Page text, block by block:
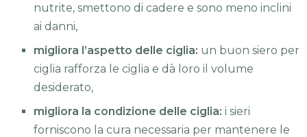
nutrite, smettono di cadere e sono meno inclini
ai danni,
migliora l’aspetto delle ciglia: un buon siero per
ciglia rafforza le ciglia e dà loro il volume
desiderato,
migliora la condizione delle ciglia: i sieri
forniscono la cura necessaria per mantenere le